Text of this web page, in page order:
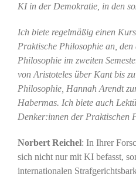
KI in der Demokratie, in den
Ich biete regelmäßig einen
Praktische Philosophie an, den
Philosophie im zweiten
von Aristoteles über Kant bis
Philosophie, Hannah Arendt
Habermas. Ich biete auch
Denker:innen der Praktischen
Norbert Reichel: In Ihrer
sich nicht nur mit KI befasst,
internationalen